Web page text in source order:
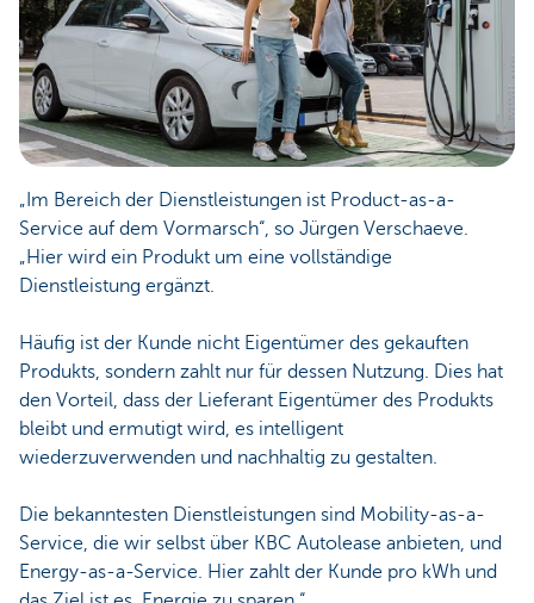
„Im Bereich der Dienstleistungen ist Product-as-a-
Service auf dem Vormarsch“, so Jürgen Verschaeve.
„Hier wird ein Produkt um eine vollständige
Dienstleistung ergänzt.
Häufig ist der Kunde nicht Eigentümer des gekauften
Produkts, sondern zahlt nur für dessen Nutzung. Dies hat
den Vorteil, dass der Lieferant Eigentümer des Produkts
bleibt und ermutigt wird, es intelligent
wiederzuverwenden und nachhaltig zu gestalten.
Die bekanntesten Dienstleistungen sind Mobility-as-a-
Service, die wir selbst über KBC Autolease anbieten, und
Energy-as-a-Service. Hier zahlt der Kunde pro kWh und